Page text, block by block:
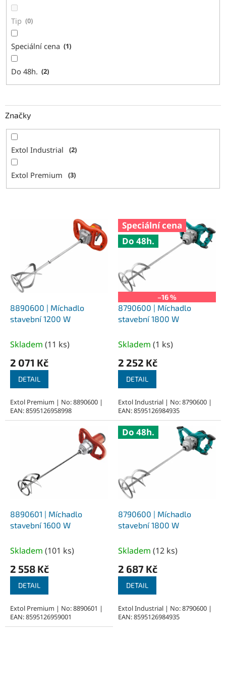
Tip 0
Speciální cena 1
Do 48h. 2
Značky
Extol Industrial 2
Extol Premium 3
8890600 | Míchadlo
stavební 1200 W
Skladem (11 ks)
2 071 Kč
DETAIL
Extol Premium | No: 8890600 |
EAN: 8595126958998
Speciální cena
Do 48h.
–16 %
8790600 | Míchadlo
stavební 1800 W
Skladem (1 ks)
2 252 Kč
DETAIL
Extol Industrial | No: 8790600 |
EAN: 8595126984935
8890601 | Míchadlo
stavební 1600 W
Skladem (101 ks)
2 558 Kč
DETAIL
Extol Premium | No: 8890601 |
EAN: 8595126959001
Do 48h.
8790600 | Míchadlo
stavební 1800 W
Skladem (12 ks)
2 687 Kč
DETAIL
Extol Industrial | No: 8790600 |
EAN: 8595126984935